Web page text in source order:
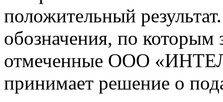
положительный
обозначения, по которым
отмеченные ООО
принимает решение о